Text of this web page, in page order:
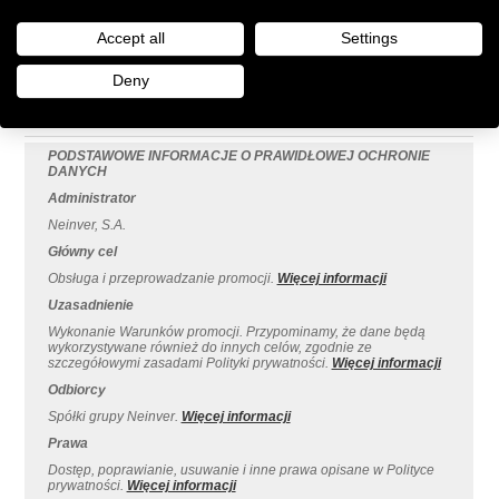
promocjioraz przeczytalem(-am) i rozumiemPolityke
prywatnosci.
PODSTAWOWE INFORMACJE O PRAWIDŁOWEJ OCHRONIE
DANYCH
Administrator
Neinver, S.A.
Główny cel
Obsługa i przeprowadzanie promocji. Więcej informacji
Uzasadnienie
Wykonanie Warunków promocji. Przypominamy, że dane będą
wykorzystywane również do innych celów, zgodnie ze
szczegółowymi zasadami Polityki prywatności. Więcej informacji
Odbiorcy
Spółki grupy Neinver. Więcej informacji
Prawa
Dostęp, poprawianie, usuwanie i inne prawa opisane w Polityce
prywatności. Więcej informacji
Accept all Settings
Deny